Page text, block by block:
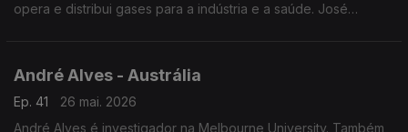
opera e distribui gases para a indústria e a saúde. José
André Alves - Austrália
Ep. 41
26 mai. 2026
André Alves é investigador na Melbourne University. Também